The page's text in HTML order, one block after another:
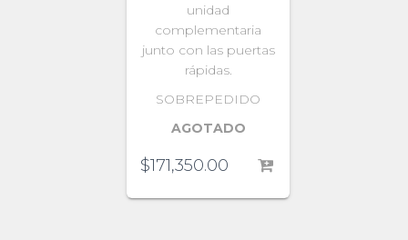
unidad
complementaria
junto con las puertas
rápidas.
SOBREPEDIDO
AGOTADO
$171,350.00